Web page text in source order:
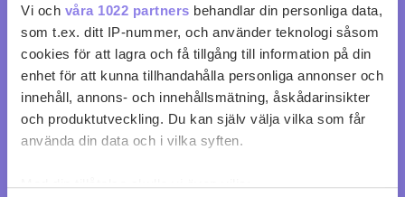
Vi och våra 1022 partners behandlar din personliga data,
som t.ex. ditt IP-nummer, och använder teknologi såsom
cookies för att lagra och få tillgång till information på din
enhet för att kunna tillhandahålla personliga annonser och
innehåll, annons- och innehållsmätning, åskådarinsikter
och produktutveckling. Du kan själv välja vilka som får
använda din data och i vilka syften.
Med din tillåtelse skulle vi även vilja: